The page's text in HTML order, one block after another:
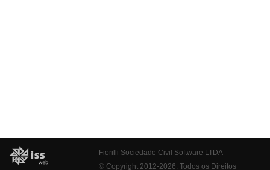
Fiorilli Sociedade Civil Software LTDA
© Copyright 2012-2026. Todos os Direitos